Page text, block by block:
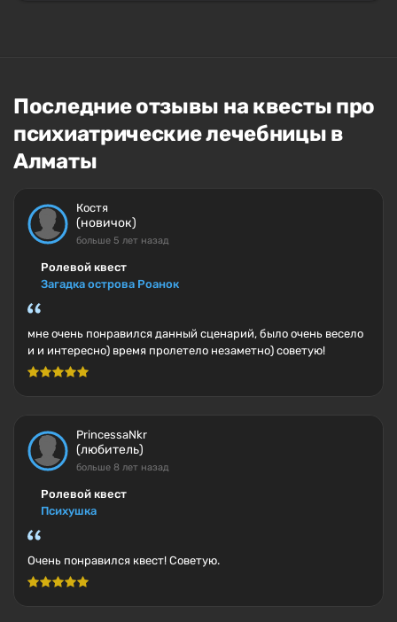
Последние отзывы на квесты про
психиатрические лечебницы в
Алматы
Костя
(новичок)
больше 5 лет назад
Ролевой квест
Загадка острова Роанок
мне очень понравился данный сценарий, было очень весело
и и интересно) время пролетело незаметно) советую!
PrincessaNkr
(любитель)
больше 8 лет назад
Ролевой квест
Психушка
Очень понравился квест! Советую.